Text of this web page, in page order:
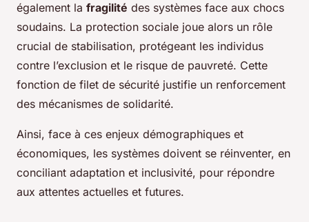
également la fragilité des systèmes face aux chocs
soudains. La protection sociale joue alors un rôle
crucial de stabilisation, protégeant les individus
contre l’exclusion et le risque de pauvreté. Cette
fonction de filet de sécurité justifie un renforcement
des mécanismes de solidarité.
Ainsi, face à ces enjeux démographiques et
économiques, les systèmes doivent se réinventer, en
conciliant adaptation et inclusivité, pour répondre
aux attentes actuelles et futures.